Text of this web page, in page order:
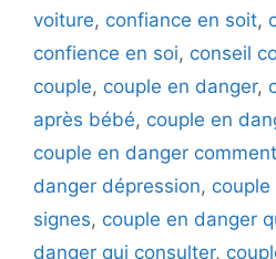
voiture, confiance en soit,
confience en soi, conseil
couple, couple en danger,
après bébé, couple en
couple en danger
danger dépression, couple
signes, couple en danger
danger qui consulter,